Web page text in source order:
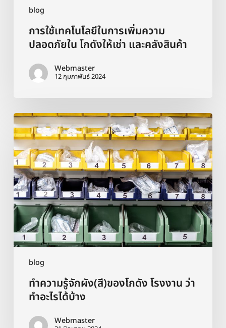
blog
การใช้เทคโนโลยีในการเพิ่มความ
ปลอดภัยใน โกดังให้เช่า และคลังสินค้า
Webmaster
12 กุมภาพันธ์ 2024
blog
ทำความ
รู้จัก
ผัง(สี)ของ
โกดัง
โรงงาน
ว่า
ทำ
อะไร
ได้
บ้าง
ทำความรู้จักผัง(สี)ของโกดัง โรงงาน ว่า
ทำอะไรได้บ้าง
Webmaster